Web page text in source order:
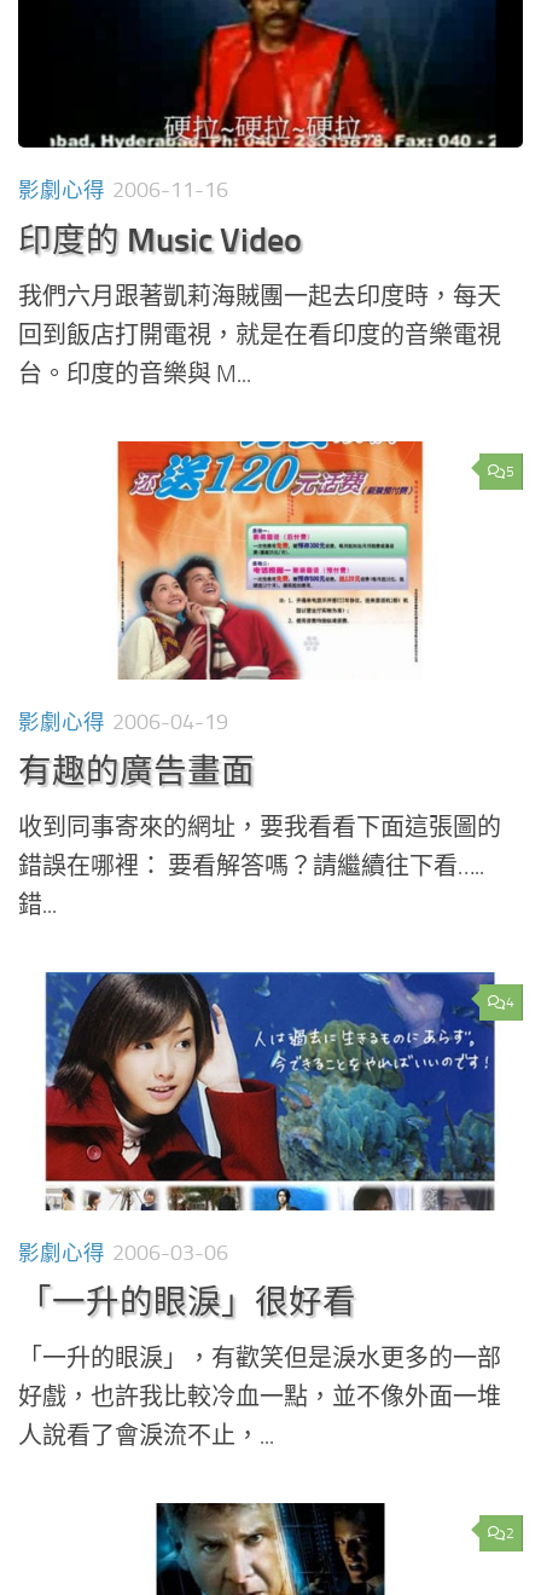
影劇心得 2006-11-16
印度的 Music Video
我們六月跟著凱莉海賊團一起去印度時，每天
回到飯店打開電視，就是在看印度的音樂電視
台。印度的音樂與 M...
5
影劇心得 2006-04-19
有趣的廣告畫面
收到同事寄來的網址，要我看看下面這張圖的
錯誤在哪裡： 要看解答嗎？請繼續往下看…..
錯...
4
影劇心得 2006-03-06
「一升的眼淚」很好看
「一升的眼淚」，有歡笑但是淚水更多的一部
好戲，也許我比較冷血一點，並不像外面一堆
人說看了會淚流不止，...
2